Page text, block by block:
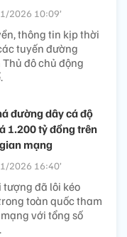
2026 10:09’
thông tin kịp thời
tuyến đường
đô chủ động
đường dây cá độ
1.200 tỷ đồng trên
mạng
2026 16:40’
tượng đã lôi kéo
toàn quốc tham
với tổng số